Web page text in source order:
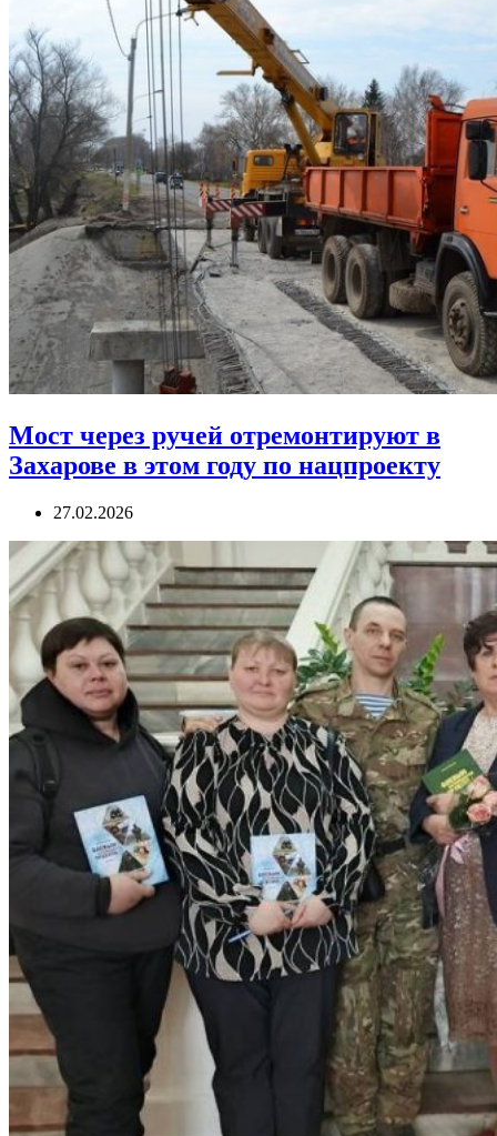
Мост через ручей отремонтируют в
Захарове в этом году по нацпроекту
27.02.2026